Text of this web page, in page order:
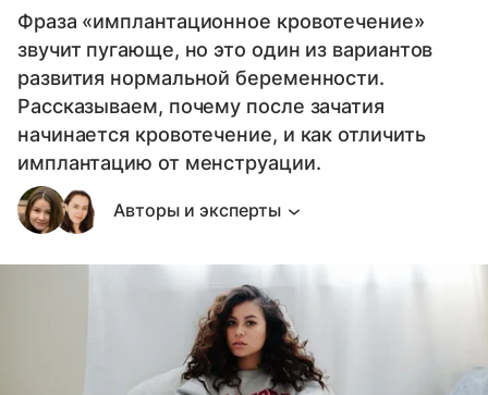
Фраза «имплантационное кровотечение»
звучит пугающе, но это один из вариантов
развития нормальной беременности.
Рассказываем, почему после зачатия
начинается кровотечение, и как отличить
имплантацию от менструации.
Авторы и эксперты